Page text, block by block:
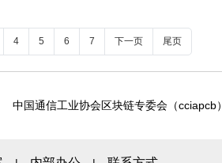
4 5 6 7 下一页 尾页
中国通信工业协会区块链专委会（cciapcb）